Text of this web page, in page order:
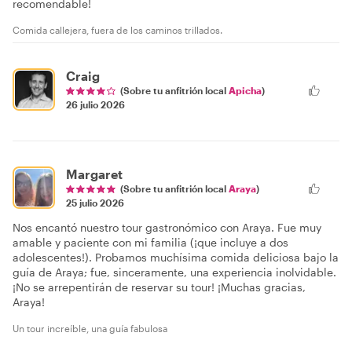
recomendable!
Comida callejera, fuera de los caminos trillados.
Craig
(Sobre tu anfitrión local Apicha)
26 julio 2026
Margaret
(Sobre tu anfitrión local Araya)
25 julio 2026
Nos encantó nuestro tour gastronómico con Araya. Fue muy
amable y paciente con mi familia (¡que incluye a dos
adolescentes!). Probamos muchísima comida deliciosa bajo la
guía de Araya; fue, sinceramente, una experiencia inolvidable.
¡No se arrepentirán de reservar su tour! ¡Muchas gracias,
Araya!
Un tour increíble, una guía fabulosa